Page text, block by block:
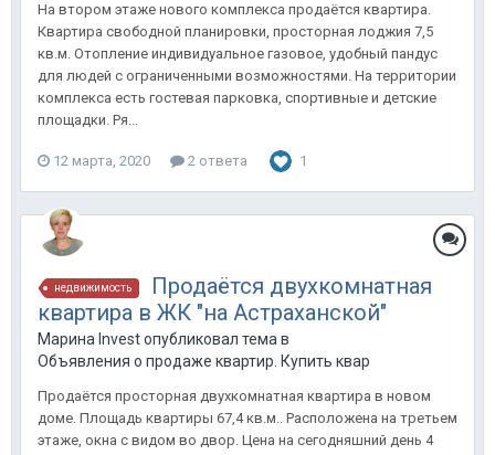
На втором этаже нового комплекса продаётся квартира.
Квартира свободной планировки, просторная лоджия 7,5
кв.м. Отопление индивидуальное газовое, удобный пандус
для людей с ограниченными возможностями. На территории
комплекса есть гостевая парковка, спортивные и детские
площадки. Ря...
12 марта, 2020 2 ответа 1
недвижимость
Продаётся двухкомнатная
квартира в ЖК "на Астраханской"
Марина Invest опубликовал тема в
Объявления о продаже квартир. Купить квартиру в Анапе.
Продаётся просторная двухкомнатная квартира в новом
доме. Площадь квартиры 67,4 кв.м.. Расположена на третьем
этаже, окна с видом во двор. Цена на сегодняшний день 4